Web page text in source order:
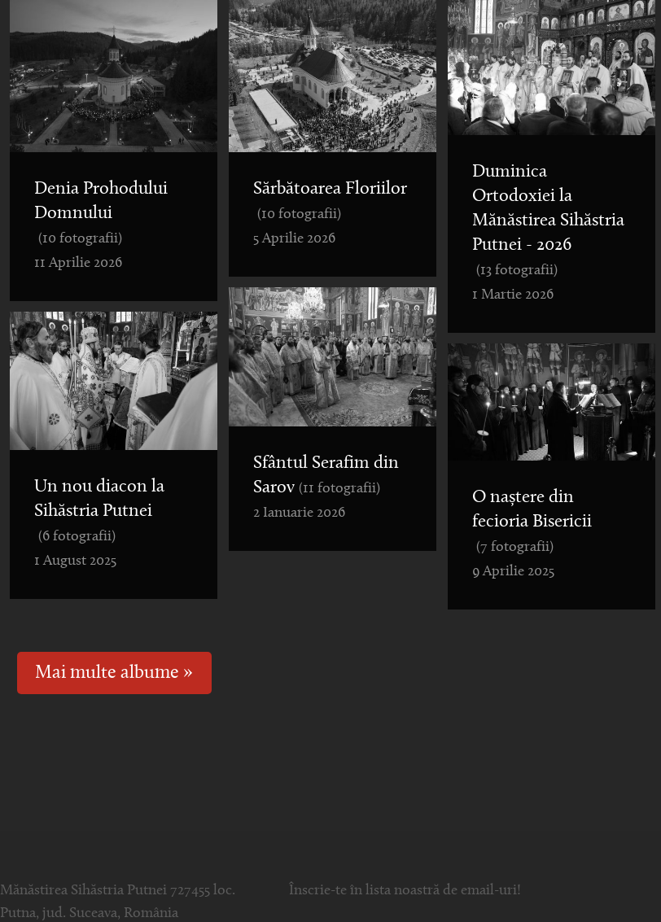
Denia Prohodului
Domnului
(10 fotografii)
11 Aprilie 2026
Sărbătoarea Floriilor
(10 fotografii)
5 Aprilie 2026
Duminica
Ortodoxiei la
Mănăstirea Sihăstria
Putnei - 2026
(13 fotografii)
1 Martie 2026
Sfântul Serafim din
Sarov (11 fotografii)
2 Ianuarie 2026
Un nou diacon la
Sihăstria Putnei
(6 fotografii)
1 August 2025
O naștere din
fecioria Bisericii
(7 fotografii)
9 Aprilie 2025
Mai multe albume »
Mănăstirea Sihăstria Putnei 727455 loc.
Putna, jud. Suceava, România
Înscrie-te în lista noastră de email-uri!